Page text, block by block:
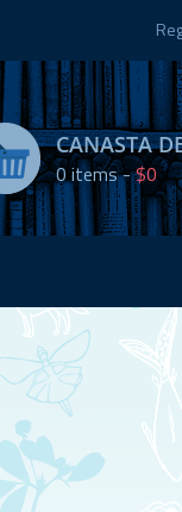
CANASTA
0items -$0